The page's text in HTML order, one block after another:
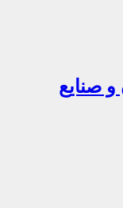
صنایع